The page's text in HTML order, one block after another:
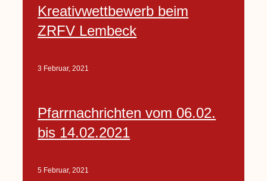
Kreativwettbewerb beim
ZRFV Lembeck
3 Februar, 2021
Pfarrnachrichten vom 06.02.
bis 14.02.2021
5 Februar, 2021